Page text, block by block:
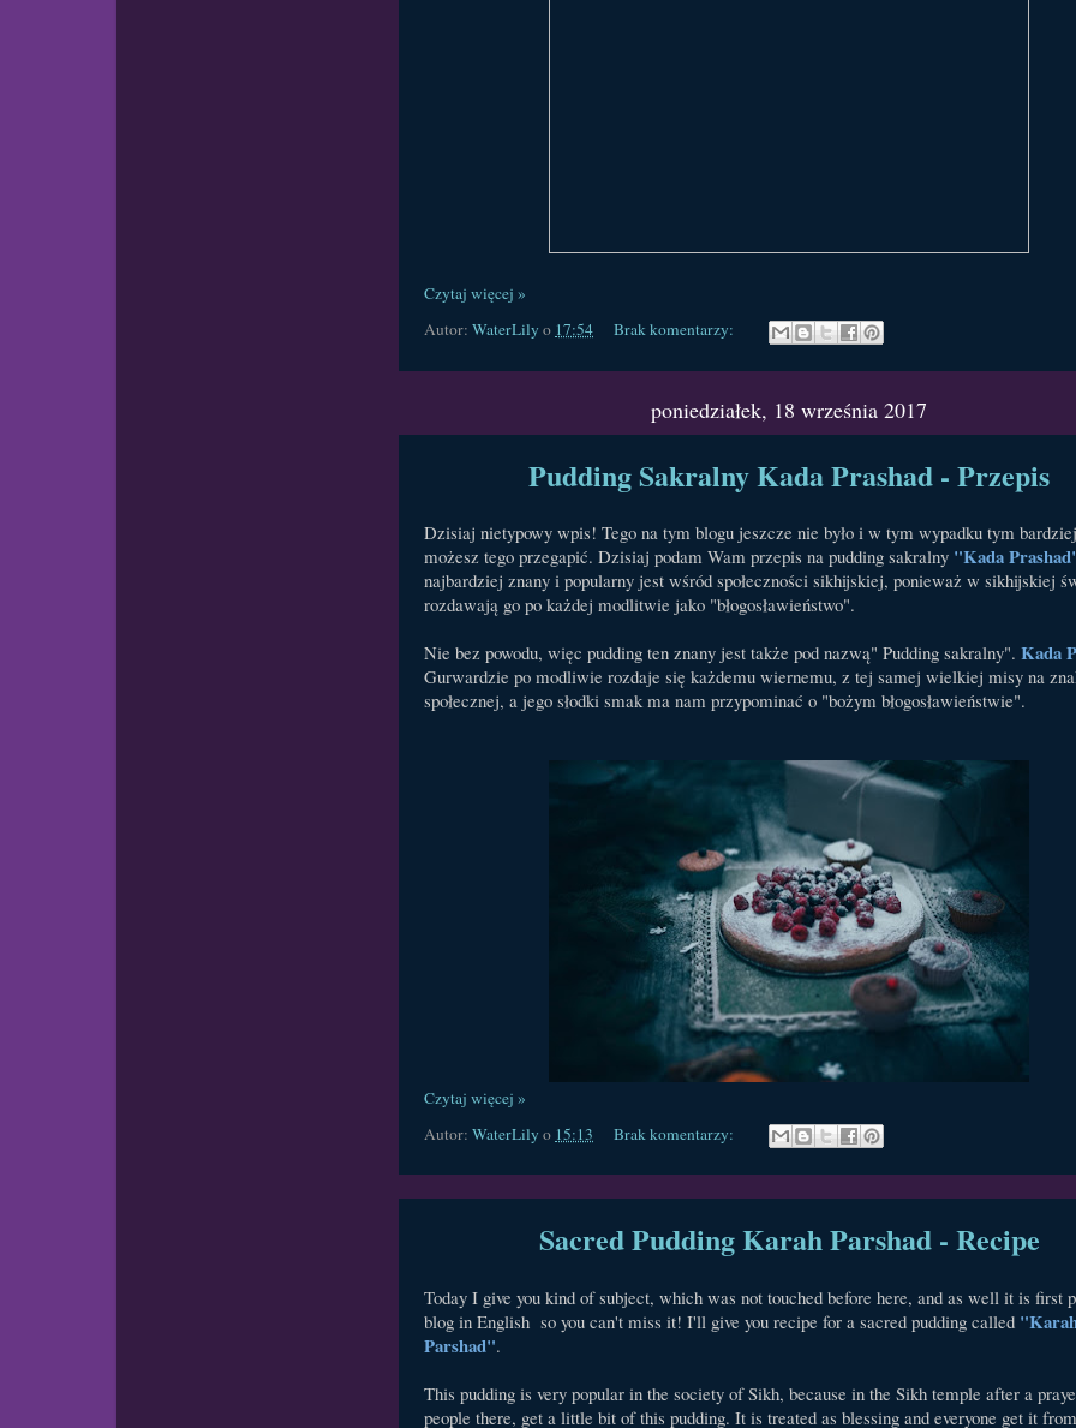
Czytaj więcej »
Autor: WaterLily o 17:54 Brak komentarzy:
poniedziałek, 18 września 2017
Pudding Sakralny Kada Prashad - Przepis
Dzisiaj nietypowy wpis! Tego na tym blogu jeszcze nie było i w tym wypadku tym
możesz tego przegapić. Dzisiaj podam Wam przepis na pudding sakralny "Kada
najbardziej znany i popularny jest wśród społeczności sikhijskiej, ponieważ w sikhijskiej
rozdawają go po każdej modlitwie jako "błogosławieństwo".
Nie bez powodu, więc pudding ten znany jest także pod nazwą" Pudding sakralny". Kada
Gurwardzie po modliwie rozdaje się każdemu wiernemu, z tej samej wielkiej misy na
społecznej, a jego słodki smak ma nam przypominać o "bożym błogosławieństwie".
Czytaj więcej »
Autor: WaterLily o 15:13 Brak komentarzy:
Sacred Pudding Karah Parshad - Recipe
Today I give you kind of subject, which was not touched before here, and as well it is first
blog in English so you can't miss it! I'll give you recipe for a sacred pudding called
Parshad".
This pudding is very popular in the society of Sikh, because in the Sikh temple after a
people there, get a little bit of this pudding. It is treated as blessing and everyone get it